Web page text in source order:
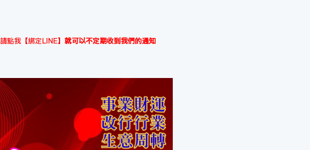
請點我【綁定LINE】 就可以不定期收到我們的通知